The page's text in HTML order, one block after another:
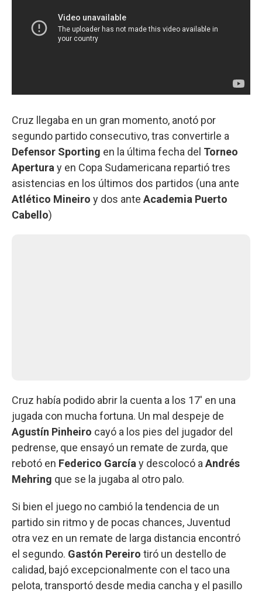
Cruz llegaba en un gran momento, anotó por
segundo partido consecutivo, tras convertirle a
Defensor Sporting en la última fecha del Torneo
Aperturay en Copa Sudamericana repartió tres
asistencias en los últimos dos partidos (una ante
Atlético Mineiro y dos ante Academia Puerto
Cabello)
Cruz había podido abrir la cuenta a los 17' en una
jugada con mucha fortuna. Un mal despeje de
Agustín Pinheiro cayó a los pies del jugador del
pedrense, que ensayó un remate de zurda, que
rebotó en Federico Garcíay descolocó aAndrés
Mehring que se la jugaba al otro palo.
Si bien el juego no cambió la tendencia de un
partido sin ritmo y de pocas chances, Juventud
otra vez en un remate de larga distancia encontró
el segundo. Gastón Pereiro tiró un destello de
calidad, bajó excepcionalmente con el taco una
pelota, transportó desde media cancha y el pasillo